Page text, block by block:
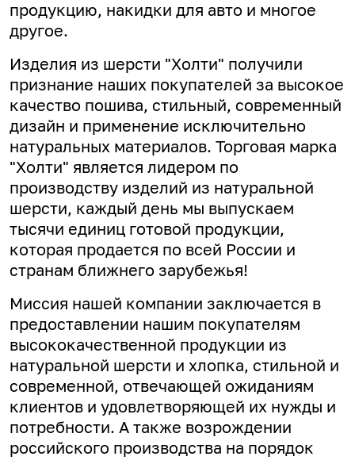
продукцию, накидки для авто и многое
другое.
Изделия из шерсти "Холти" получили
признание наших покупателей за высокое
качество пошива, стильный, современный
дизайн и применение исключительно
натуральных материалов. Торговая марка
"Холти" является лидером по
производству изделий из натуральной
шерсти, каждый день мы выпускаем
тысячи единиц готовой продукции,
которая продается по всей России и
странам ближнего зарубежья!
Миссия нашей компании заключается в
предоставлении нашим покупателям
высококачественной продукции из
натуральной шерсти и хлопка, стильной и
современной, отвечающей ожиданиям
клиентов и удовлетворяющей их нужды и
потребности. А также возрождении
российского производства на порядок